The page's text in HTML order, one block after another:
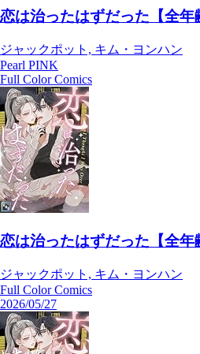
恋は治ったはずだった【全
ジャックポット, キム・ヨンハン
Pearl PINK
Full Color Comics
恋は治ったはずだった【全
ジャックポット, キム・ヨンハン
Full Color Comics
2026/05/27